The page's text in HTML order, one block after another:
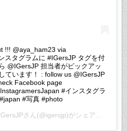
!!! @aya_ham23 via
スタグラムに #IGersJP タグを付
@IGersJP 担当者がピックアッ
ています！ : follow us @IGersJP
Facebook page
#インスタグラ
#写真 #photo
さん(@igersjp)がシェアした投稿 –